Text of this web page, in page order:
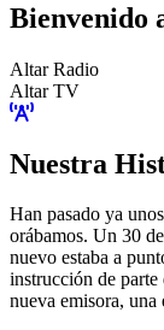
Bienvenido
Altar Radio
Altar TV
Nuestra
Han pasado ya
orábamos. Un 30
nuevo estaba a
instrucción de
nueva emisora, una